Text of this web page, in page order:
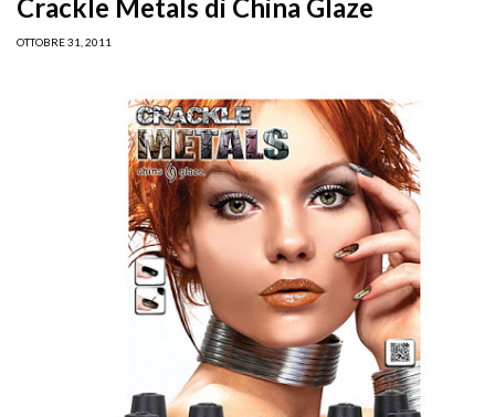
Crackle Metals di China Glaze
OTTOBRE 31, 2011